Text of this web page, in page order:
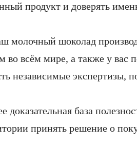
продукт и доверять
молочный шоколад
во всём мире, а также у вас
независимые экспертизы,
доказательная база
принять решение о